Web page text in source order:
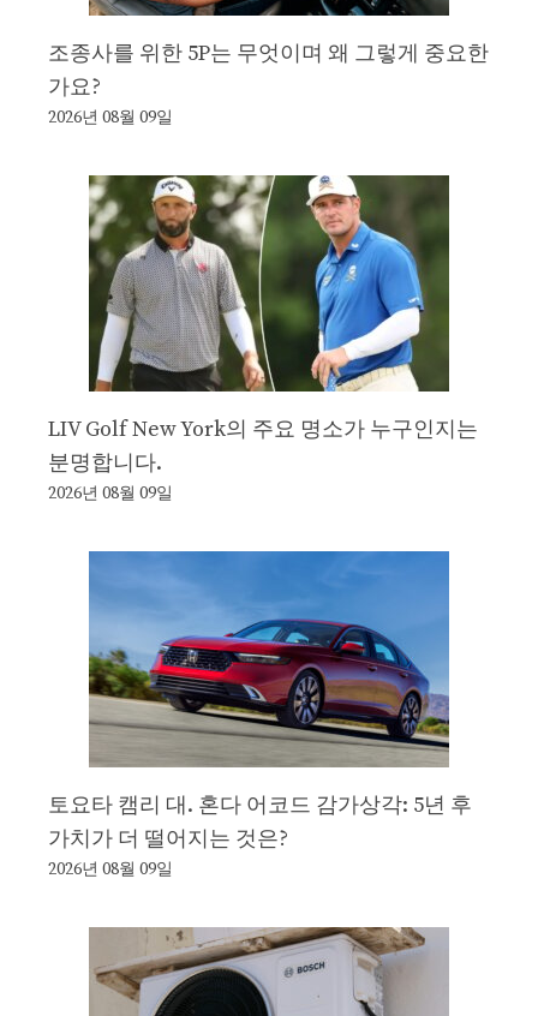
조종사를 위한 5P는 무엇이며 왜 그렇게 중요한
가요?
2026년 08월 09일
LIV Golf New York의 주요 명소가 누구인지는
분명합니다.
2026년 08월 09일
토요타 캠리 대. 혼다 어코드 감가상각: 5년 후
가치가 더 떨어지는 것은?
2026년 08월 09일